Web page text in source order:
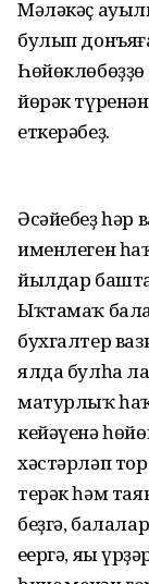
Мәләкәҫ
булып
йөрәк
еткерәбеҙ.
Әсәйебеҙ һәр
именлеген
йылдар
Ыҡтамаҡ
бухгалтер
ялда булһа
матурлыҡ
кейәүенә
хәстәрләп
терәк һәм
беҙгә,
еңергә, яңы